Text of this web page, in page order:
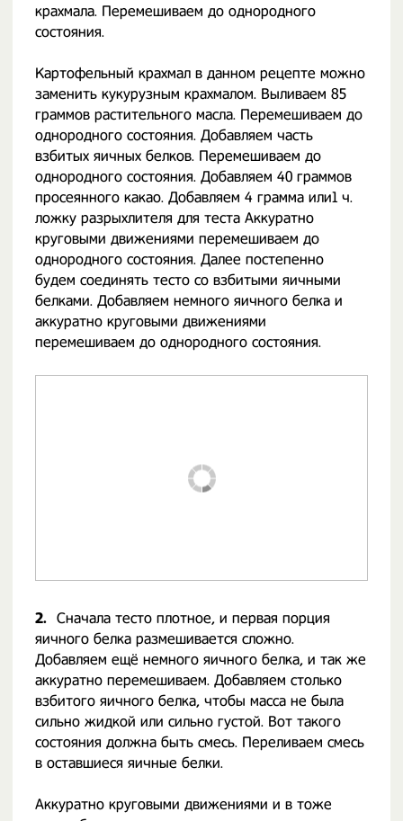
крахмала. Перемешиваем до однородного
состояния.
Картофельный крахмал в данном рецепте можно
заменить кукурузным крахмалом. Выливаем 85
граммов растительного масла. Перемешиваем до
однородного состояния. Добавляем часть
взбитых яичных белков. Перемешиваем до
однородного состояния. Добавляем 40 граммов
просеянного какао. Добавляем 4 грамма или1 ч.
ложку разрыхлителя для теста Аккуратно
круговыми движениями перемешиваем до
однородного состояния. Далее постепенно
будем соединять тесто со взбитыми яичными
белками. Добавляем немного яичного белка и
аккуратно круговыми движениями
перемешиваем до однородного состояния.
2. Сначала тесто плотное, и первая порция
яичного белка размешивается сложно.
Добавляем ещё немного яичного белка, и так же
аккуратно перемешиваем. Добавляем столько
взбитого яичного белка, чтобы масса не была
сильно жидкой или сильно густой. Вот такого
состояния должна быть смесь. Переливаем смесь
в оставшиеся яичные белки.
Аккуратно круговыми движениями и в тоже